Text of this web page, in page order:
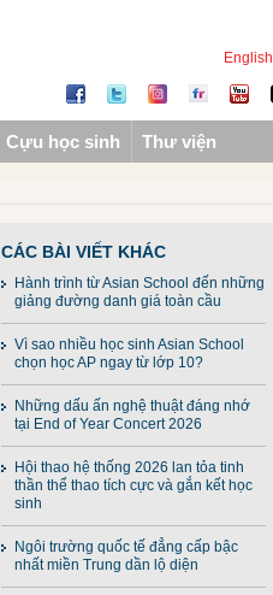
English
Cựu học sinh Thư viện
CÁC BÀI VIẾT KHÁC
Hành trình từ Asian School đến những
giảng đường danh giá toàn cầu
Vì sao nhiều học sinh Asian School
chọn học AP ngay từ lớp 10?
Những dấu ấn nghệ thuật đáng nhớ
tại End of Year Concert 2026
Hội thao hệ thống 2026 lan tỏa tinh
thần thể thao tích cực và gắn kết học
sinh
Ngôi trường quốc tế đẳng cấp bậc
nhất miền Trung dần lộ diện